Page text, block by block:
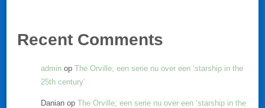
Recent Comments
admin op The Orville; een serie nu over een ‘starship in the
25th century’
Danian op The Orville; een serie nu over een ‘starship in the